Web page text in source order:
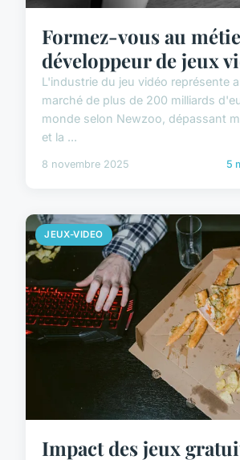
Formez-vous au
développeur de jeux
L'industrie du jeu vidéo représente
marché de plus de 200 milliards
monde selon Newzoo, dépassant
et la ...
8 novembre 2025 5
JEUX-VIDEO
Impact des jeux